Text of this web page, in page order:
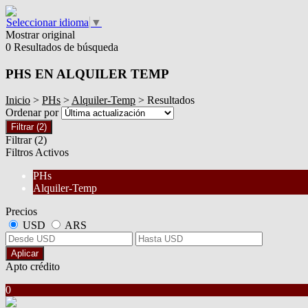
Seleccionar idioma ▼
Mostrar original
0 Resultados de búsqueda
PHS EN ALQUILER TEMP
Inicio > PHs >Alquiler-Temp > Resultados
Ordenar por
Filtrar (2)
Filtrar (2)
Filtros Activos
PHs
Alquiler-Temp
Precios
USD
ARS
Aplicar
Apto crédito
0